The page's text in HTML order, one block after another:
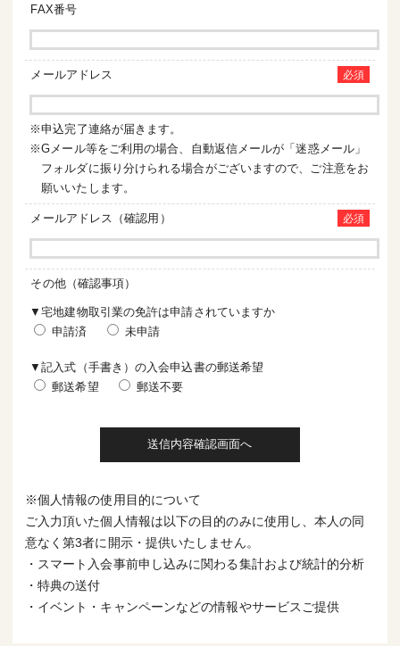
FAX番号
メールアドレス 必須
※申込完了連絡が届きます。
※Gメール等をご利用の場合、自動返信メールが「迷惑メール」
フォルダに振り分けられる場合がございますので、ご注意をお
願いいたします。
メールアドレス（確認用） 必須
その他（確認事項）
▼宅地建物取引業の免許は申請されていますか
申請済
未申請
▼記入式（手書き）の入会申込書の郵送希望
郵送希望
郵送不要
※個人情報の使用目的について
ご入力頂いた個人情報は以下の目的のみに使用し、本人の同
意なく第3者に開示・提供いたしません。
・スマート入会事前申し込みに関わる集計および統計的分析
・特典の送付
・イベント・キャンペーンなどの情報やサービスご提供